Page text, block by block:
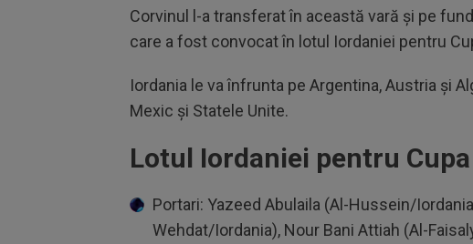
Corvinul l-a transferat în această vară și pe
care a fost convocat în lotul Iordaniei pentru
Iordania le va înfrunta pe Argentina, Austria și
Mexic și Statele Unite.
Lotul Iordaniei pentru
Portari: Yazeed Abulaila (Al-Hussein/
Wehdat/Iordania), Nour Bani Attiah (Al-